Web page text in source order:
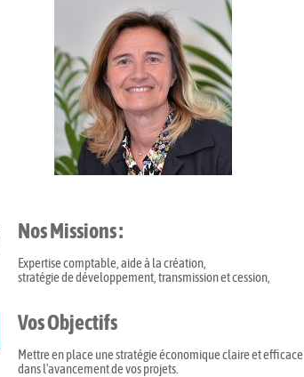
Nos Missions :
Expertise comptable, aide à la création,
stratégie de développement, transmission et cession,
Vos Objectifs
Mettre en place une stratégie économique claire et efficace
dans l'avancement de vos projets.